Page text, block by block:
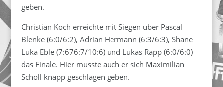
geben.
Christian Koch erreichte mit Siegen über Pascal
Blenke (6:0/6:2), Adrian Hermann (6:3/6:3), Shane
Luka Eble (7:676:7/10:6) und Lukas Rapp (6:0/6:0)
das Finale. Hier musste auch er sich Maximilian
Scholl knapp geschlagen geben.